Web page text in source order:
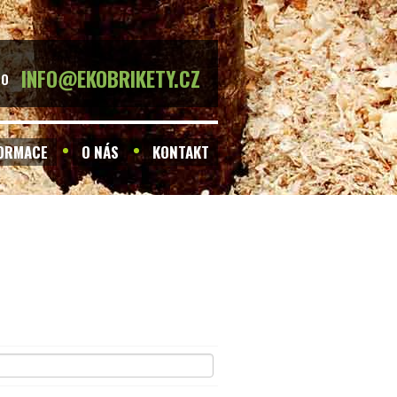
INFO@EKOBRIKETY.CZ
O NÁS KONTAKT